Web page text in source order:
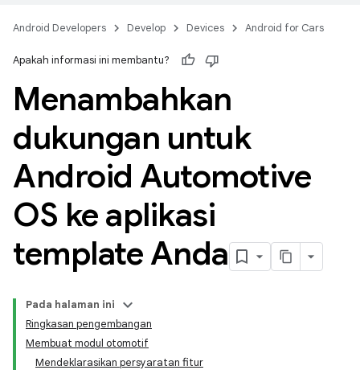
Android Developers Develop Devices Android for Cars
Apakah informasi ini membantu?
Menambahkan
dukungan untuk
Android Automotive
OS ke aplikasi
template Anda
Pada halaman ini
Ringkasan pengembangan
Membuat modul otomotif
Mendeklarasikan persyaratan fitur